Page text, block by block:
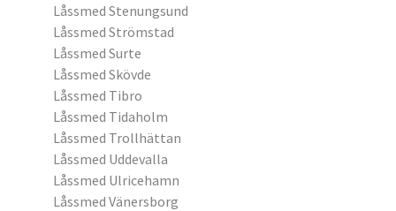
Låssmed Stenungsund
Låssmed Strömstad
Låssmed Surte
Låssmed Skövde
Låssmed Tibro
Låssmed Tidaholm
Låssmed Trollhättan
Låssmed Uddevalla
Låssmed Ulricehamn
Låssmed Vänersborg